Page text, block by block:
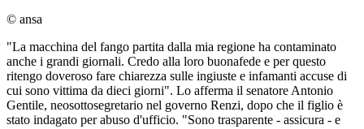
© ansa
"La macchina del fango partita dalla mia regione ha contaminato
anche i grandi giornali. Credo alla loro buonafede e per questo
ritengo doveroso fare chiarezza sulle ingiuste e infamanti accuse di
cui sono vittima da dieci giorni". Lo afferma il senatore Antonio
Gentile, neosottosegretario nel governo Renzi, dopo che il figlio è
stato indagato per abuso d'ufficio. "Sono trasparente - assicura - e